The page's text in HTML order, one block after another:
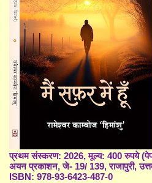
प्रथम संस्करण: 2026, मूल्य: 400 रुपये
अयन प्रकाशन, जे- 19/ 139, राजापुरी,
ISBN: 978-93-6423-487-0